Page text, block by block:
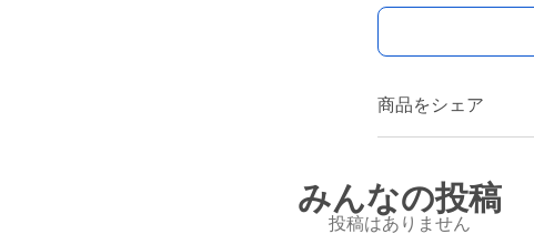
商品をシェア
みんなの投稿
投稿はありません